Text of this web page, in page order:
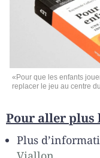
«Pour que les enfants
replacer le jeu au centre
Pour aller plus
Plus